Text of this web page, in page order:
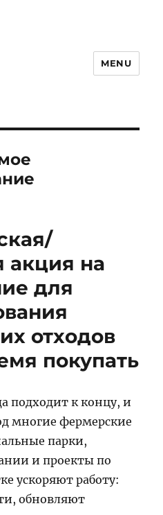
MENU
акция на
для
отходов
покупать
подходит к концу, и
многие фермерские
парки,
и проекты по
ускоряют работу:
обновляют